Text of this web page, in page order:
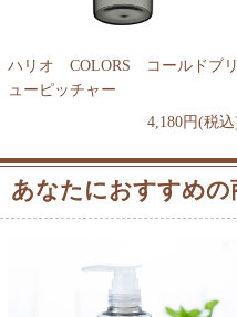
ハリオ COLORS コールドブリ
ューピッチャー
4,180円(税込
あなたにおすすめの